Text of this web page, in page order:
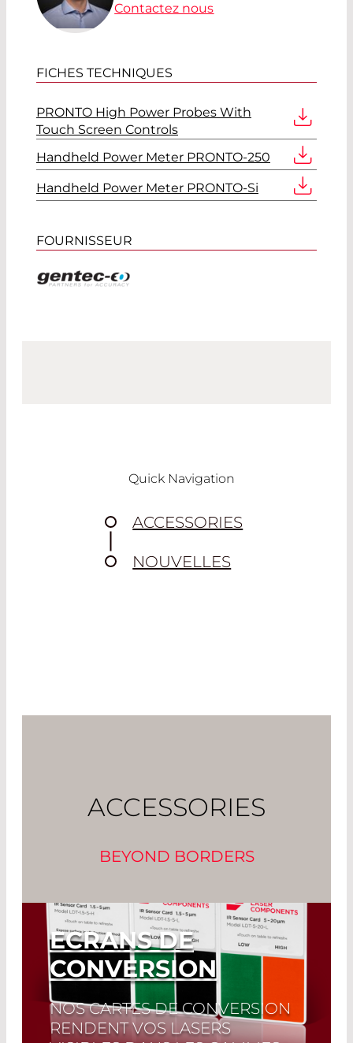
Contactez nous
FICHES TECHNIQUES
PRONTO High Power Probes With
Touch Screen Controls
Handheld Power Meter PRONTO-250
Handheld Power Meter PRONTO-Si
FOURNISSEUR
Quick Navigation
ACCESSORIES
NOUVELLES
ACCESSORIES
BEYOND BORDERS
ECRANS DE
CONVERSION
NOS CARTES DE CONVERSION
RENDENT VOS LASERS